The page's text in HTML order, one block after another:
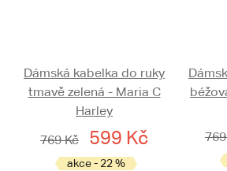
Dámská kabelka do ruky
tmavě zelená - Maria C
Harley
769 Kč
599 Kč
akce - 22 %